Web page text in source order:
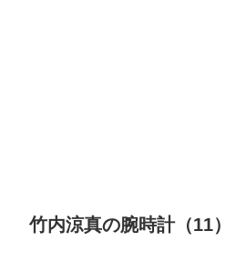
竹内涼真の腕時計（11）